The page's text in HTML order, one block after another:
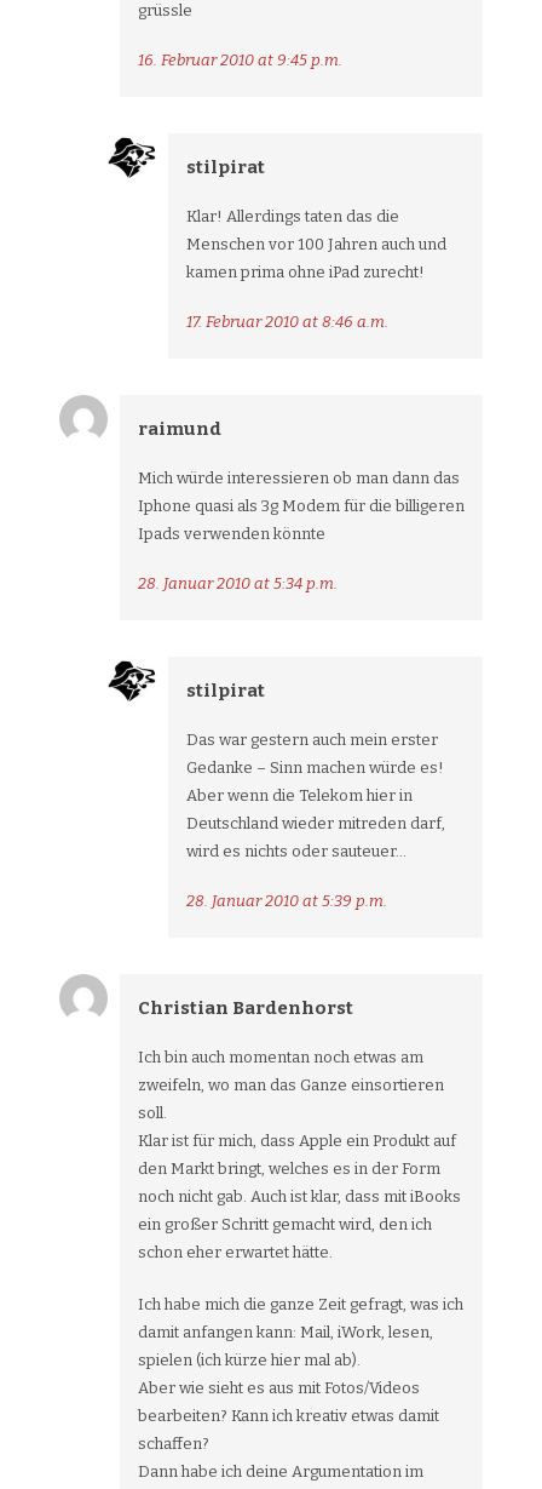
grüssle
16. Februar 2010 at 9:45 p.m.
stilpirat
Klar! Allerdings taten das die
Menschen vor 100 Jahren auch und
kamen prima ohne iPad zurecht!
17. Februar 2010 at 8:46 a.m.
raimund
Mich würde interessieren ob man dann das
Iphone quasi als 3g Modem für die billigeren
Ipads verwenden könnte
28. Januar 2010 at 5:34 p.m.
stilpirat
Das war gestern auch mein erster
Gedanke – Sinn machen würde es!
Aber wenn die Telekom hier in
Deutschland wieder mitreden darf,
wird es nichts oder sauteuer…
28. Januar 2010 at 5:39 p.m.
Christian Bardenhorst
Ich bin auch momentan noch etwas am
zweifeln, wo man das Ganze einsortieren
soll.
Klar ist für mich, dass Apple ein Produkt auf
den Markt bringt, welches es in der Form
noch nicht gab. Auch ist klar, dass mit iBooks
ein großer Schritt gemacht wird, den ich
schon eher erwartet hätte.
Ich habe mich die ganze Zeit gefragt, was ich
damit anfangen kann: Mail, iWork, lesen,
spielen (ich kürze hier mal ab).
Aber wie sieht es aus mit Fotos/Videos
bearbeiten? Kann ich kreativ etwas damit
schaffen?
Dann habe ich deine Argumentation im